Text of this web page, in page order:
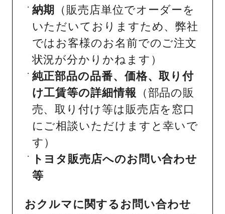
納期
（販売店単位でオーダーを
いただいておりますため、弊社
ではお客様のお名前でのご注文
状況が分かりかねます）
純正部品の品番、価格、取り付
け工賃等の詳細情報 （部品の販
売、取り付け等は販売店を窓口
にご相談いただけますと幸いで
す）
トヨタ販売店へのお問い合わせ
等
おクルマに関するお問い合わせ